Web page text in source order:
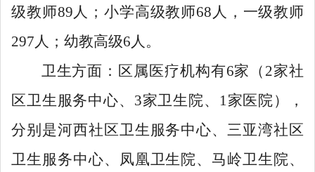
级教师89 人；小学高级教师68 人，一级教师
297 人；幼教高级6 人。
卫生方面：区属医疗机构有6家（ 2家社
区卫生服务中心、 3家卫生院、 1 家医院），
分别是河西社区卫生服务中心、三亚湾社区
卫生服务中心、凤凰卫生院、马岭卫生院、